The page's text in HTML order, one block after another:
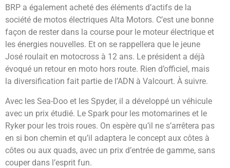
BRP a également acheté des éléments d’actifs de la
société de motos électriques Alta Motors. C’est une bonne
façon de rester dans la course pour le moteur électrique et
les énergies nouvelles. Et on se rappellera que le jeune
José roulait en motocross à 12 ans. Le président a déjà
évoqué un retour en moto hors route. Rien d’officiel, mais
la diversification fait partie de l’ADN à Valcourt. À suivre.
Avec les Sea-Doo et les Spyder, il a développé un véhicule
avec un prix étudié. Le Spark pour les motomarines et le
Ryker pour les trois roues. On espère qu’il ne s’arrêtera pas
en si bon chemin et qu’il adaptera le concept aux côtes à
côtes ou aux quads, avec un prix d’entrée de gamme, sans
couper dans l’esprit fun.